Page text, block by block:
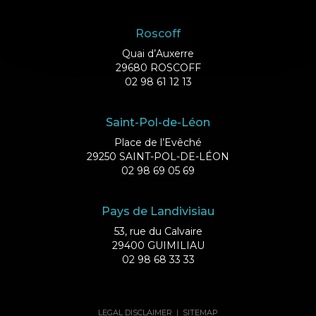
Roscoff
Quai d’Auxerre
29680 ROSCOFF
02 98 61 12 13
Saint-Pol-de-Léon
Place de l’Evêché
29250 SAINT-POL-DE-LÉON
02 98 69 05 69
Pays de Landivisiau
53, rue du Calvaire
29400 GUIMILIAU
02 98 68 33 33
LEGAL DISCLAIMER | SITEMAP